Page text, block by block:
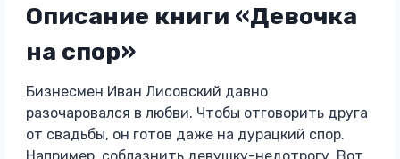
Описание книги «Девочка
на спор»
Бизнесмен Иван Лисовский давно
разочаровался в любви. Чтобы отговорить друга
от свадьбы, он готов даже на дурацкий спор.